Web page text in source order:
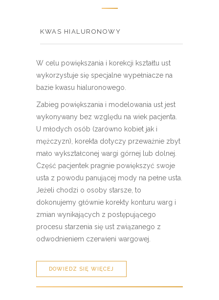
KWAS HIALURONOWY
W celu powiększania i korekcji kształtu ust
wykorzystuje się specjalne wypełniacze na
bazie kwasu hialuronowego.
Zabieg powiększania i modelowania ust jest
wykonywany bez względu na wiek pacjenta.
U młodych osób (zarówno kobiet jak i
mężczyzn), korekta dotyczy przeważnie zbyt
mało wykształconej wargi górnej lub dolnej.
Część pacjentek pragnie powiększyć swoje
usta z powodu panującej mody na pełne usta.
Jeżeli chodzi o osoby starsze, to
dokonujemy głównie korekty konturu warg i
zmian wynikających z postępującego
procesu starzenia się ust związanego z
odwodnieniem czerwieni wargowej.
DOWIEDZ SIĘ WIĘCEJ